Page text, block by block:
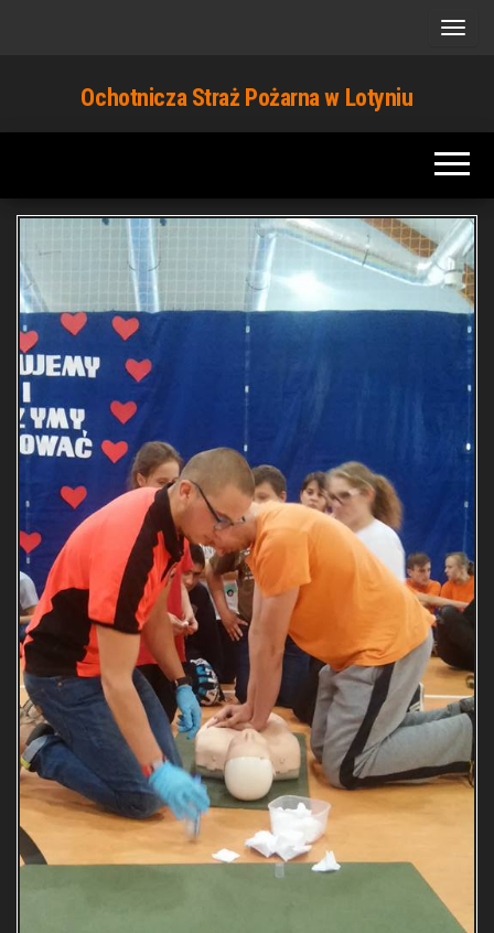
Ochotnicza Straż Pożarna w Lotyniu